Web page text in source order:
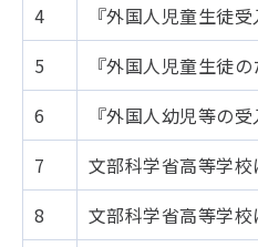
4
『外国人児童生徒
5
『外国人児童生徒
6
『外国人幼児等の
7
文部科学省高等学
8
文部科学省高等学